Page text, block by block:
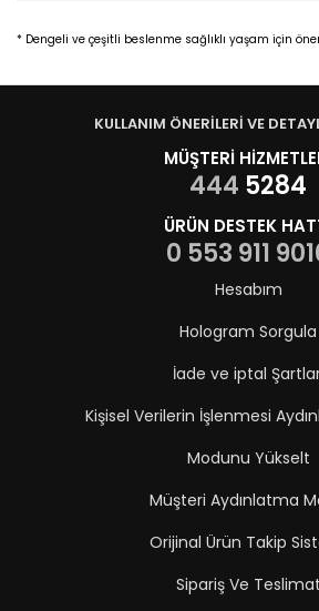
* Dengeli ve çeşitli beslenme sağlıklı yaşam için
KULLANIM ÖNERİLERİ VE
MÜŞTERİ
444 5284
ÜRÜN DESTEK
0 553 911
Hesabım
Hologram Sorgula
İade ve iptal
Kişisel Verilerin İşlenmesi
Modunu Yükselt
Müşteri Aydınlatma
Orijinal Ürün Takip
Sipariş Ve Teslimat